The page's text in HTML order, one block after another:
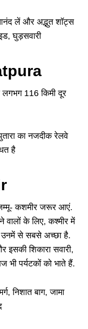
लें और अद्भुत शॉट्स
घुड़सवारी
116 किमी दूर
का नजदीक रेलवे
है
जम्मू- कशमीर जरूर आएं.
वालों के लिए, कश्मीर में
से सबसे अच्छा है.
शिकारा सवारी,
पर्यटकों को भाते हैं.
निशात बाग, जामा